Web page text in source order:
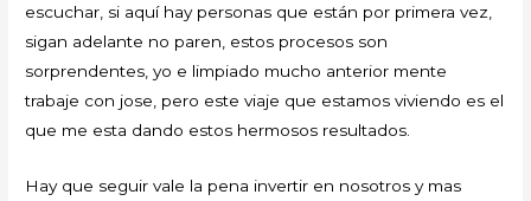
escuchar, si aquí hay personas que están por primera vez,
sigan adelante no paren, estos procesos son
sorprendentes, yo e limpiado mucho anterior mente
trabaje con jose, pero este viaje que estamos viviendo es el
que me esta dando estos hermosos resultados.
Hay que seguir vale la pena invertir en nosotros y mas